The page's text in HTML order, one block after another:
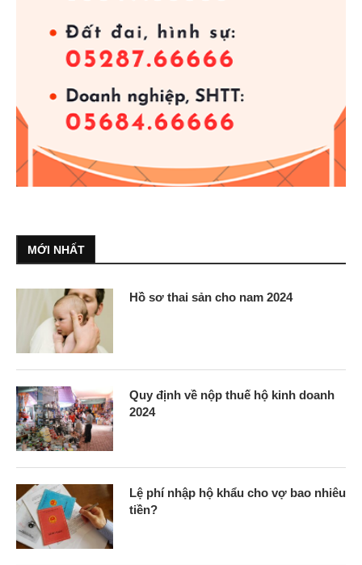
MỚI NHẤT
Hồ sơ thai sản cho nam 2024
Quy định về nộp thuế hộ kinh doanh
2024
Lệ phí nhập hộ khẩu cho vợ bao nhiêu
tiền?